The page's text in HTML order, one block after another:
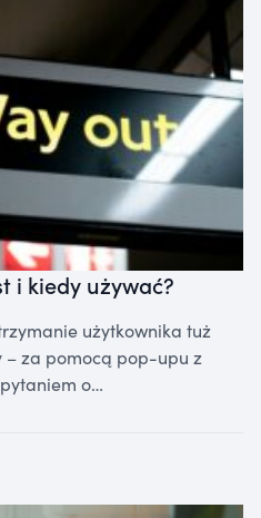
i kiedy używać?
użytkownika tuż
– za pomocą pop-upu z
o…